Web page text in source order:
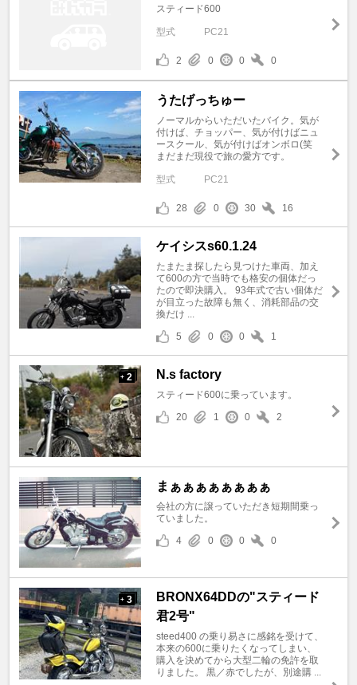
スティード600
型式 PC21
2 0 0 0
うたげっちゅー
ノーマルからいただいたバイク。気が
付けば、チョッパー、気が付けばニュ
ースクール、気が付けばオンボロ(笑
まだまだ現役で旅の愛方です。
型式 PC21
28 0 30 16
ケイシスs60.1.24
たまたま探したら見つけた車両、加え
て600の方で当時でも格安の個体だっ
たので即決購入。 93年式で古い個体だ
が目立った故障も無く、消耗部品の交
換だけ ...
5
0 0 1
+ 2 N.s factory
スティード600に乗っています。
20
1 0 2
まぁぁぁぁぁぁぁぁ
会社の方に譲っていただき短期間乗っ
ていました。
4
0 0 0
+ 3
BRONX64DDの"スティード
君2号"
steed400 の乗り易さに感銘を受けて、
本来の600に乗りたくなってしまい、
購入を決めてから大型二輪の免許を取
りました。 黒／赤でしたが、別途購 ...